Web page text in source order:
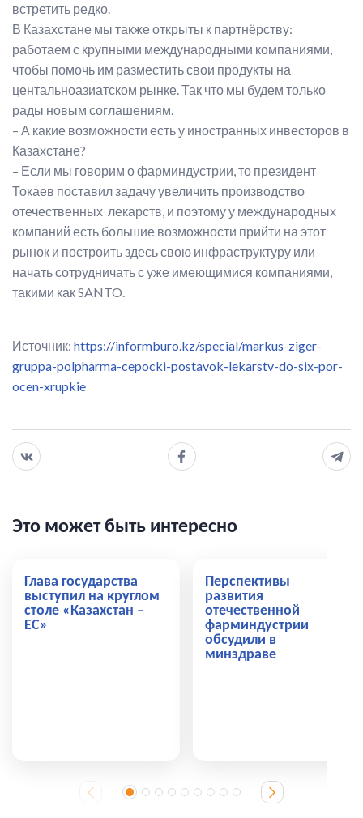
встретить редко.
В Казахстане мы также открыты к партнёрству:
работаем с крупными международными компаниями,
чтобы помочь им разместить свои продукты на
центальноазиатском рынке. Так что мы будем только
рады новым соглашениям.
– А какие возможности есть у иностранных инвесторов в
Казахстане?
– Если мы говорим о фарминдустрии, то президент
Токаев поставил задачу увеличить производство
отечественных лекарств, и поэтому у международных
компаний есть большие возможности прийти на этот
рынок и построить здесь свою инфраструктуру или
начать сотрудничать с уже имеющимися компаниями,
такими как SANTO.
Источник: https://informburo.kz/special/markus-ziger-
gruppa-polpharma-cepocki-postavok-lekarstv-do-six-por-
ocen-xrupkie
Это может быть интересно
Глава государства
выступил на круглом
столе «Казахстан –
ЕС»
Перспективы
развития
отечественной
фарминдустрии
обсудили в
минздраве